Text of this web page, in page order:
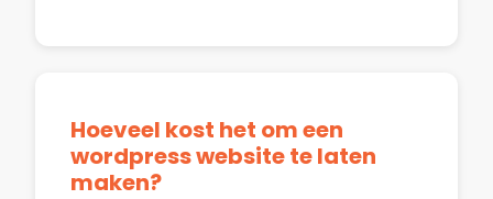
Hoeveel kost het om een
wordpress website te laten
maken?